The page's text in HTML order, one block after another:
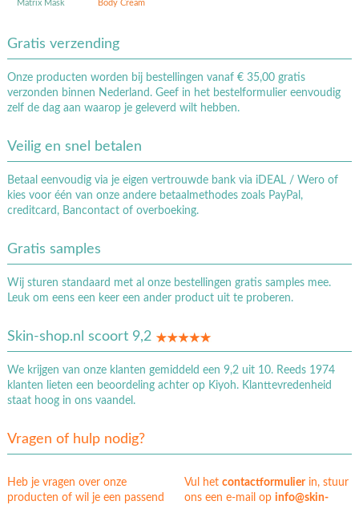
Matrix Mask Body Cream
Gratis verzending
Onze producten worden bij bestellingen vanaf € 35,00 gratis
verzonden binnen Nederland. Geef in het bestelformulier eenvoudig
zelf de dag aan waarop je geleverd wilt hebben.
Veilig en snel betalen
Betaal eenvoudig via je eigen vertrouwde bank via iDEAL / Wero of
kies voor één van onze andere betaalmethodes zoals PayPal,
creditcard, Bancontact of overboeking.
Gratis samples
Wij sturen standaard met al onze bestellingen gratis samples mee.
Leuk om eens een keer een ander product uit te proberen.
Skin-shop.nl scoort 9,2
We krijgen van onze klanten gemiddeld een 9,2 uit 10. Reeds 1974
klanten lieten een beoordeling achter op Kiyoh. Klanttevredenheid
staat hoog in ons vaandel.
Vragen of hulp nodig?
Heb je vragen over onze
producten of wil je een passend
Vul hetcontactformulierin, stuur
ons een e-mail op info@skin-